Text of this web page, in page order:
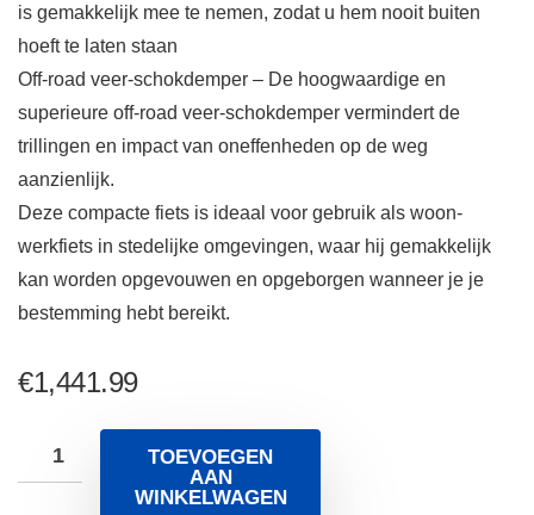
is gemakkelijk mee te nemen, zodat u hem nooit buiten
hoeft te laten staan
Off-road veer-schokdemper – De hoogwaardige en
superieure off-road veer-schokdemper vermindert de
trillingen en impact van oneffenheden op de weg
aanzienlijk.
Deze compacte fiets is ideaal voor gebruik als woon-
werkfiets in stedelijke omgevingen, waar hij gemakkelijk
kan worden opgevouwen en opgeborgen wanneer je je
bestemming hebt bereikt.
€1,441.99
TOEVOEGEN
AAN
WINKELWAGEN